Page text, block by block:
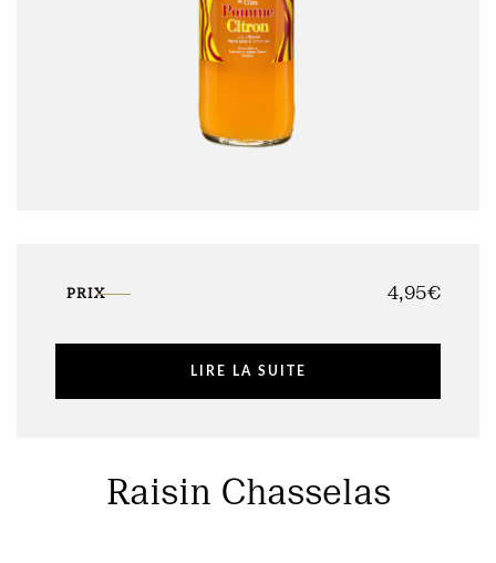
PRIX 4,95€
LIRE LA SUITE
Raisin Chasselas